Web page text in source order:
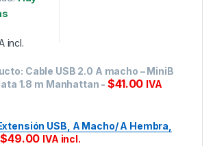
incl.
Cable USB 2.0 A macho – MiniB
1.8 m Manhattan -$41.00 IVA
USB, A Macho/ A Hembra,
$49.00 IVA incl.